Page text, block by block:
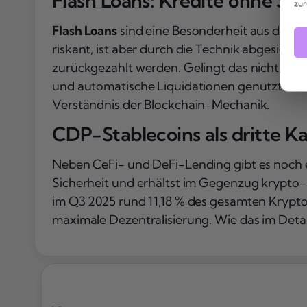
Flash Loanssind eine Besonderheit aus dem
riskant, ist aber durch die Technik
zurückgezahlt werden. Gelingt das nicht,
und automatische Liquidationen genutzt.
Verständnis der Blockchain-Mechanik.
CDP-Stablecoins als dritte
Neben CeFi- und DeFi-Lending gibt es
Sicherheit und erhältst im Gegenzug
im Q3 2025 rund 11,18 % des gesamten
maximale Dezentralisierung. Wie das im